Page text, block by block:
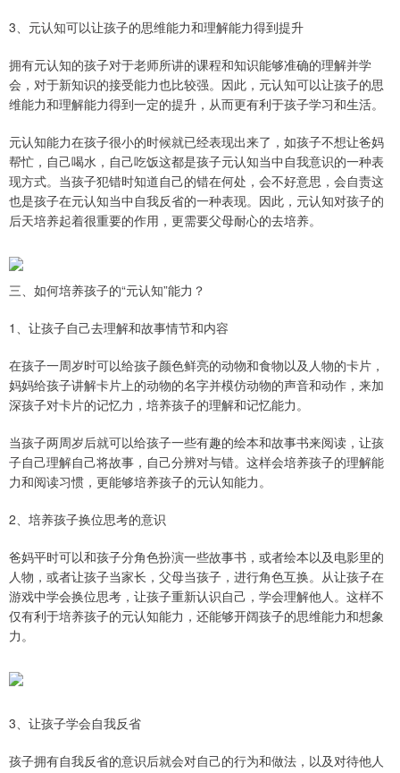
3、元认知可以让孩子的思维能力和理解能力得到提升
拥有元认知的孩子对于老师所讲的课程和知识能够准确的理解并学
会，对于新知识的接受能力也比较强。因此，元认知可以让孩子的思
维能力和理解能力得到一定的提升，从而更有利于孩子学习和生活。
元认知能力在孩子很小的时候就已经表现出来了，如孩子不想让爸妈
帮忙，自己喝水，自己吃饭这都是孩子元认知当中自我意识的一种表
现方式。当孩子犯错时知道自己的错在何处，会不好意思，会自责这
也是孩子在元认知当中自我反省的一种表现。因此，元认知对孩子的
后天培养起着很重要的作用，更需要父母耐心的去培养。
三、如何培养孩子的“元认知”能力？
1、让孩子自己去理解和故事情节和内容
在孩子一周岁时可以给孩子颜色鲜亮的动物和食物以及人物的卡片，
妈妈给孩子讲解卡片上的动物的名字并模仿动物的声音和动作，来加
深孩子对卡片的记忆力，培养孩子的理解和记忆能力。
当孩子两周岁后就可以给孩子一些有趣的绘本和故事书来阅读，让孩
子自己理解自己将故事，自己分辨对与错。这样会培养孩子的理解能
力和阅读习惯，更能够培养孩子的元认知能力。
2、培养孩子换位思考的意识
爸妈平时可以和孩子分角色扮演一些故事书，或者绘本以及电影里的
人物，或者让孩子当家长，父母当孩子，进行角色互换。从让孩子在
游戏中学会换位思考，让孩子重新认识自己，学会理解他人。这样不
仅有利于培养孩子的元认知能力，还能够开阔孩子的思维能力和想象
力。
3、让孩子学会自我反省
孩子拥有自我反省的意识后就会对自己的行为和做法，以及对待他人